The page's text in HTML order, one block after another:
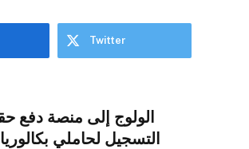
Twitter
التسجيل لحاملي بكالوريا 2026 الجدد